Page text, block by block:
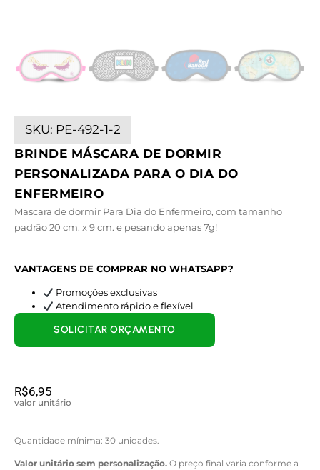
SKU: PE-492-1-2
BRINDE MÁSCARA DE DORMIR
PERSONALIZADA PARA O DIA DO
ENFERMEIRO
Mascara de dormir Para Dia do Enfermeiro, com tamanho
padrão 20 cm. x 9 cm. e pesando apenas 7g!
VANTAGENS DE COMPRAR NO WHATSAPP?
Promoções exclusivas
Atendimento rápido e flexível
R$6,95
valor unitário
Quantidade mínima: 30 unidades.
Valor unitário sem personalização. O preço final varia conforme a
SOLICITAR ORÇAMENTO